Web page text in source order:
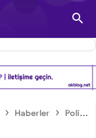

› Haberler › Politika